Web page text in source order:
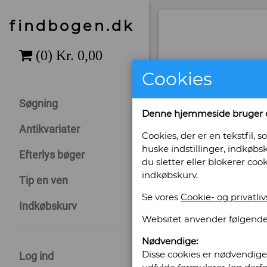
findbogen.dk
Søgning
Antikvariater
Efterlys bøger
Tip en ven
Indkøbskurv
Log ind
Sælges af:
Storgade 38 B
Cookies
Denne hjemmeside bruger
Cookies, der er en tekstfil,
huske indstillinger,
du sletter eller blokerer
indkøbskurv.
Se vores Cookie- og
Websitet anvender
Nødvendige:
Disse cookies er